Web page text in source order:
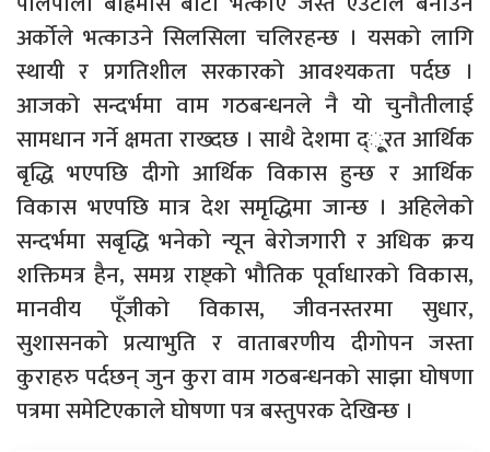
अर्कोले भत्काउने सिलसिला चलिरहन्छ । यसको लागि
स्थायी र प्रगतिशील सरकारको आवश्यकता पर्दछ ।
आजको सन्दर्भमा वाम गठबन्धनले नै यो चुनौतीलाई
सामधान गर्ने क्षमता राख्दछ । साथै देशमा द्ू्रत आर्थिक
बृद्धि भएपछि दीगो आर्थिक विकास हुन्छ र आर्थिक
विकास भएपछि मात्र देश समृद्धिमा जान्छ । अहिलेको
सन्दर्भमा सबृद्धि भनेको न्यून बेरोजगारी र अधिक क्रय
शक्तिमत्र हैन, समग्र राष्ट्को भौतिक पूर्वाधारको विकास,
मानवीय पूँजीको विकास, जीवनस्तरमा सुधार,
सुशासनको प्रत्याभुति र वाताबरणीय दीगोपन जस्ता
कुराहरु पर्दछन् जुन कुरा वाम गठबन्धनको साझा घोषणा
पत्रमा समेटिएकाले घोषणा पत्र बस्तुपरक देखिन्छ ।